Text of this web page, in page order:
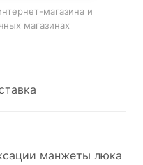
магазина и
магазинах
манжеты люка